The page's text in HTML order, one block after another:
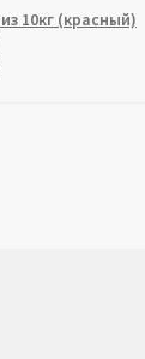
10кг (красный)